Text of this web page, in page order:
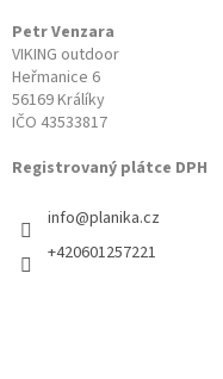
Petr Venzara
VIKING outdoor
Heřmanice 6
56169 Králíky
IČO 43533817
Registrovaný plátce DPH
info@planika.cz
+420601257221